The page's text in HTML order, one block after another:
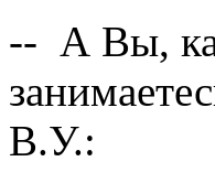
-- А Вы,
В.У.: